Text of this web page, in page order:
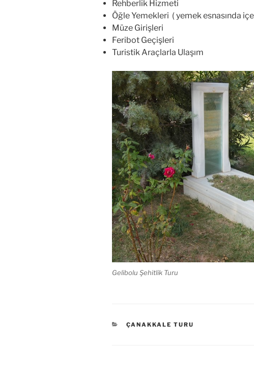
Rehberlik Hizmeti
Öğle Yemekleri ( yemek esnasında
Müze Girişleri
Feribot Geçişleri
Turistik Araçlarla Ulaşım
Gelibolu Şehitlik Turu
KATEGORILER
ÇANAKKALE TURU